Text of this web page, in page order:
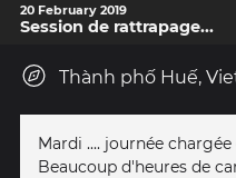
20 February 2019
Session de rattrapage...
Thành phố Huế,
Mardi .... journée
Beaucoup d'heures de